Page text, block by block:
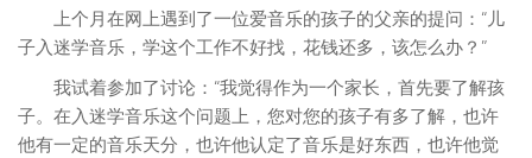
上个月在网上遇到了一位爱音乐的孩子的父亲的提问：“儿
子入迷学音乐，学这个工作不好找，花钱还多，该怎么办？”
我试着参加了讨论：“我觉得作为一个家长，首先要了解孩
子。在入迷学音乐这个问题上，您对您的孩子有多了解，也许
他有一定的音乐天分，也许他认定了音乐是好东西，也许他觉